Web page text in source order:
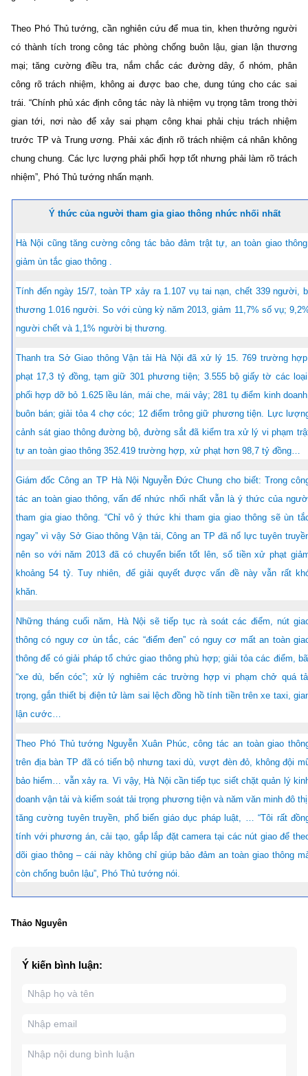
Theo Phó Thủ tướng, cần nghiên cứu để mua tin, khen thưởng người
có thành tích trong công tác phòng chống buôn lậu, gian lận thương
mại; tăng cường điều tra, nắm chắc các đường dây, ổ nhóm, phân
công rõ trách nhiệm, không ai được bao che, dung túng cho các sai
trái. “Chính phủ xác định công tác này là nhiệm vụ trọng tâm trong thời
gian tới, nơi nào để xảy sai phạm công khai phải chịu trách nhiệm
trước TP và Trung ương. Phải xác định rõ trách nhiệm cá nhân không
chung chung. Các lực lượng phải phối hợp tốt nhưng phải làm rõ trách
nhiệm”, Phó Thủ tướng nhấn mạnh.
Ý thức của người tham gia giao thông nhức nhối nhất
Hà Nội cũng tăng cường công tác bảo đảm trật tự, an toàn giao
giảm ùn tắc giao thông .
Tính đến ngày 15/7, toàn TP xảy ra 1.107 vụ tai nạn, chết 339 người,
thương 1.016 người. So với cùng kỳ năm 2013, giảm 11,7% số vụ;
người chết và 1,1% người bị thương.
Thanh tra Sở Giao thông Vận tải Hà Nội đã xử lý 15. 769 trường
phạt 17,3 tỷ đồng, tạm giữ 301 phương tiện; 3.555 bộ giấy tờ các
phối hợp dỡ bỏ 1.625 lều lán, mái che, mái vảy; 281 tụ điểm kinh
buôn bán; giải tỏa 4 chợ cóc; 12 điểm trông giữ phương tiện. Lực
cảnh sát giao thông đường bộ, đường sắt đã kiểm tra xử lý vi phạm
tự an toàn giao thông 352.419 trường hợp, xử phạt hơn 98,7 tỷ đồng…
Giám đốc Công an TP Hà Nội Nguyễn Đức Chung cho biết: Trong
tác an toàn giao thông, vấn đế nhức nhối nhất vẫn là ý thức của
tham gia giao thông. “Chỉ vô ý thức khi tham gia giao thông sẽ ùn
ngay” vì vậy Sở Giao thông Vận tải, Công an TP đã nổ lực tuyên
nên so với năm 2013 đã có chuyển biến tốt lên, số tiền xử phạt
khoảng 54 tỷ. Tuy nhiên, để giải quyết được vấn đề này vẫn rất
khăn.
Những tháng cuối năm, Hà Nội sẽ tiếp tục rà soát các điểm, nút
thông có nguy cơ ùn tắc, các “điểm đen” có nguy cơ mất an toàn
thông để có giải pháp tổ chức giao thông phù hợp; giải tỏa các điểm,
“xe dù, bến cóc”; xử lý nghiêm các trường hợp vi phạm chở quá
trọng, gắn thiết bị điện tử làm sai lệch đồng hồ tính tiền trên xe taxi,
lận cước…
Theo Phó Thủ tướng Nguyễn Xuân Phúc, công tác an toàn giao
trên địa bàn TP đã có tiến bộ nhưng taxi dù, vượt đèn đỏ, không đội
bảo hiểm… vẫn xảy ra. Vì vậy, Hà Nội cần tiếp tục siết chặt quản lý
doanh vận tải và kiểm soát tải trọng phương tiện và năm văn minh đô
tăng cường tuyên truyền, phổ biến giáo dục pháp luật, … “Tôi rất
tính với phương án, cải tạo, gắp lắp đặt camera tại các nút giao để
dõi giao thông – cái này không chỉ giúp bảo đảm an toàn giao thông
còn chống buôn lậu”, Phó Thủ tướng nói.
Thảo Nguyên
Ý kiến bình luận: